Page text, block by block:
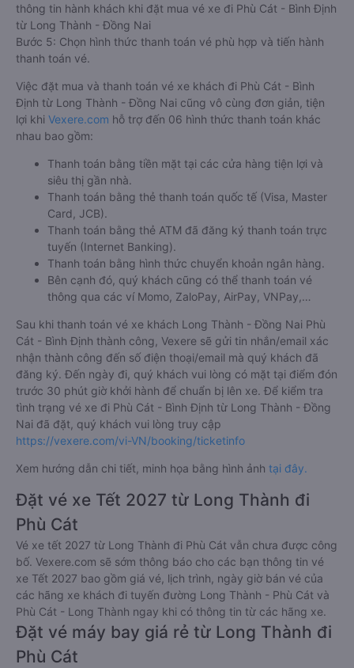
thông tin hành khách khi đặt mua vé xe đi Phù Cát - Bình Định
từ Long Thành - Đồng Nai
Bước 5: Chọn hình thức thanh toán vé phù hợp và tiến hành
thanh toán vé.
Việc đặt mua và thanh toán vé xe khách đi Phù Cát - Bình
Định từ Long Thành - Đồng Nai cũng vô cùng đơn giản, tiện
lợi khi Vexere.com hỗ trợ đến 06 hình thức thanh toán khác
nhau bao gồm:
Thanh toán bằng tiền mặt tại các cửa hàng tiện lợi và
siêu thị gần nhà.
Thanh toán bằng thẻ thanh toán quốc tế (Visa, Master
Card, JCB).
Thanh toán bằng thẻ ATM đã đăng ký thanh toán trực
tuyến (Internet Banking).
Thanh toán bằng hình thức chuyển khoản ngân hàng.
Bên cạnh đó, quý khách cũng có thể thanh toán vé
thông qua các ví Momo, ZaloPay, AirPay, VNPay,…
Sau khi thanh toán vé xe khách Long Thành - Đồng Nai Phù
Cát - Bình Định thành công, Vexere sẽ gửi tin nhắn/email xác
nhận thành công đến số điện thoại/email mà quý khách đã
đăng ký. Đến ngày đi, quý khách vui lòng có mặt tại điểm đón
trước 30 phút giờ khởi hành để chuẩn bị lên xe. Để kiểm tra
tình trạng vé xe đi Phù Cát - Bình Định từ Long Thành - Đồng
Nai đã đặt, quý khách vui lòng truy cập
https://vexere.com/vi-VN/booking/ticketinfo
Xem hướng dẫn chi tiết, minh họa bằng hình ảnh tại đây.
Đặt vé xe Tết 2027 từ Long Thành đi
Phù Cát
Vé xe tết 2027 từ Long Thành đi Phù Cát vẫn chưa được công
bố. Vexere.com sẽ sớm thông báo cho các bạn thông tin vé
xe Tết 2027 bao gồm giá vé, lịch trình, ngày giờ bán vé của
các hãng xe khách đi tuyến đường Long Thành - Phù Cát và
Phù Cát - Long Thành ngay khi có thông tin từ các hãng xe.
Đặt vé máy bay giá rẻ từ Long Thành đi
Phù Cát